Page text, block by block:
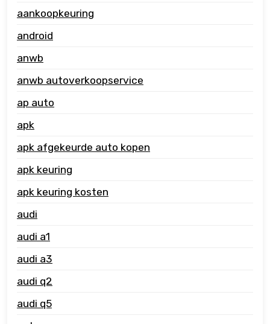
aankoopkeuring
android
anwb
anwb autoverkoopservice
ap auto
apk
apk afgekeurde auto kopen
apk keuring
apk keuring kosten
audi
audi a1
audi a3
audi q2
audi q5